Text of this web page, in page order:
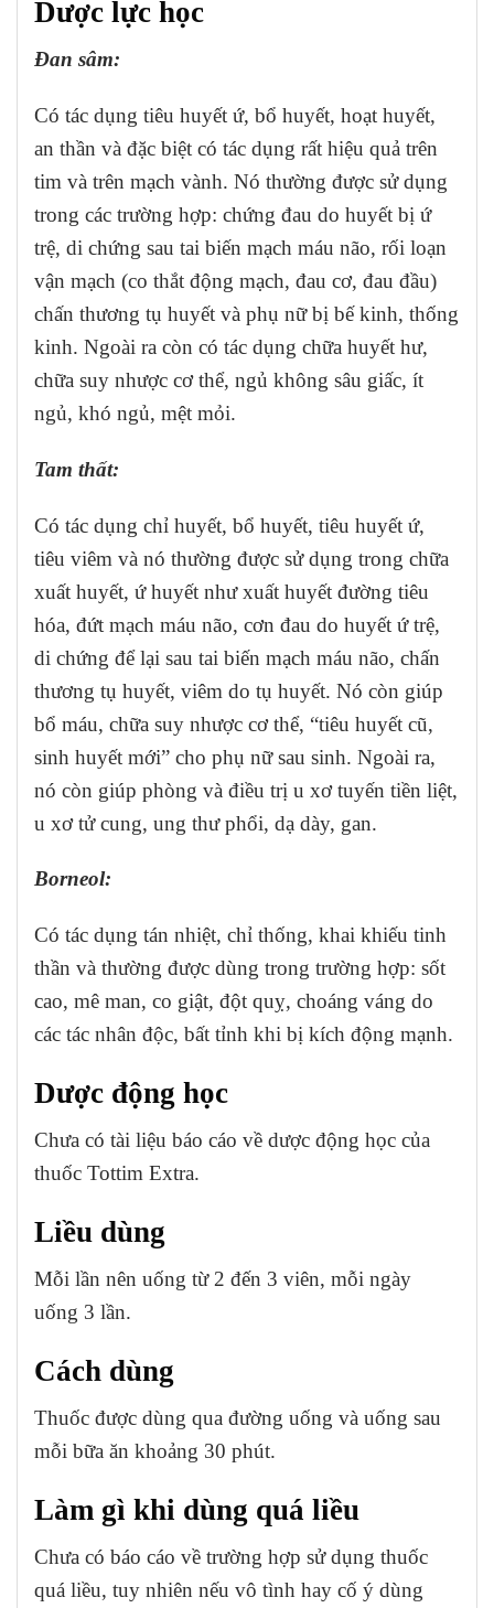
Dược lực học
Đan sâm:
Có tác dụng tiêu huyết ứ, bổ huyết, hoạt huyết,
an thần và đặc biệt có tác dụng rất hiệu quả trên
tim và trên mạch vành. Nó thường được sử dụng
trong các trường hợp: chứng đau do huyết bị ứ
trệ, di chứng sau tai biến mạch máu não, rối loạn
vận mạch (co thắt động mạch, đau cơ, đau đầu)
chấn thương tụ huyết và phụ nữ bị bế kinh, thống
kinh. Ngoài ra còn có tác dụng chữa huyết hư,
chữa suy nhược cơ thể, ngủ không sâu giấc, ít
ngủ, khó ngủ, mệt mỏi.
Tam thất:
Có tác dụng chỉ huyết, bổ huyết, tiêu huyết ứ,
tiêu viêm và nó thường được sử dụng trong chữa
xuất huyết, ứ huyết như xuất huyết đường tiêu
hóa, đứt mạch máu não, cơn đau do huyết ứ trệ,
di chứng để lại sau tai biến mạch máu não, chấn
thương tụ huyết, viêm do tụ huyết. Nó còn giúp
bổ máu, chữa suy nhược cơ thể, “tiêu huyết cũ,
sinh huyết mới” cho phụ nữ sau sinh. Ngoài ra,
nó còn giúp phòng và điều trị u xơ tuyến tiền liệt,
u xơ tử cung, ung thư phổi, dạ dày, gan.
Borneol:
Có tác dụng tán nhiệt, chỉ thống, khai khiếu tinh
thần và thường được dùng trong trường hợp: sốt
cao, mê man, co giật, đột quỵ, choáng váng do
các tác nhân độc, bất tỉnh khi bị kích động mạnh.
Dược động học
Chưa có tài liệu báo cáo về dược động học của
thuốc Tottim Extra.
Liều dùng
Mỗi lần nên uống từ 2 đến 3 viên, mỗi ngày
uống 3 lần.
Cách dùng
Thuốc được dùng qua đường uống và uống sau
mỗi bữa ăn khoảng 30 phút.
Làm gì khi dùng quá liều
Chưa có báo cáo về trường hợp sử dụng thuốc
quá liều, tuy nhiên nếu vô tình hay cố ý dùng